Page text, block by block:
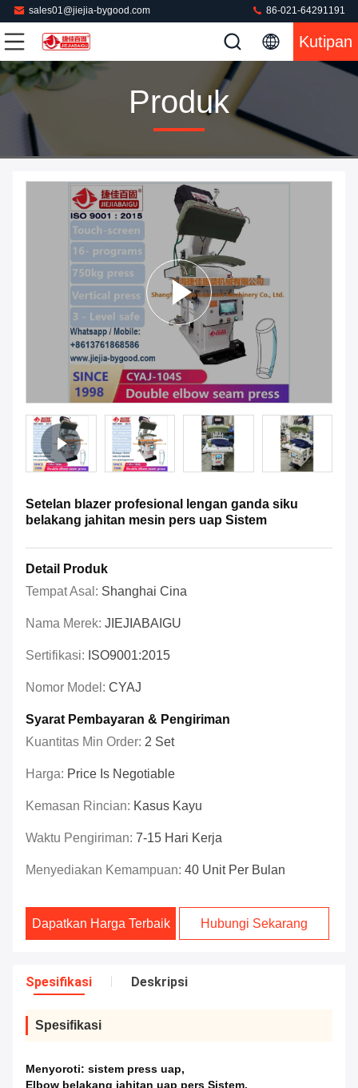
sales01@jiejia-bygood.com 86-021-64291191
Kutipan
Produk
Setelan blazer profesional lengan ganda siku
belakang jahitan mesin pers uap Sistem
Detail Produk
Tempat Asal: Shanghai Cina
Nama Merek: JIEJIABAIGU
Sertifikasi: ISO9001:2015
Nomor Model: CYAJ
Syarat Pembayaran & Pengiriman
Kuantitas Min Order: 2 Set
Harga: Price Is Negotiable
Kemasan Rincian: Kasus Kayu
Waktu Pengiriman: 7-15 Hari Kerja
Menyediakan Kemampuan: 40 Unit Per Bulan
Dapatkan Harga Terbaik Hubungi Sekarang
Spesifikasi Deskripsi
Spesifikasi
Menyoroti: sistem press uap,
Elbow belakang jahitan uap pers Sistem,